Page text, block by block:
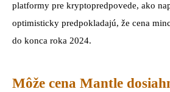
platformy pre kryptopredpovede, ako
optimisticky predpokladajú, že cena
do konca roka 2024.
Môže cena Mantle